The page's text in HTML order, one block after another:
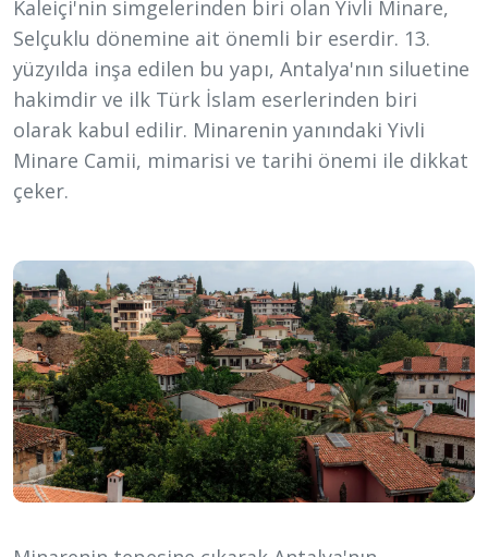
Kaleiçi'nin simgelerinden biri olan Yivli Minare,
Selçuklu dönemine ait önemli bir eserdir. 13.
yüzyılda inşa edilen bu yapı, Antalya'nın siluetine
hakimdir ve ilk Türk İslam eserlerinden biri
olarak kabul edilir. Minarenin yanındaki Yivli
Minare Camii, mimarisi ve tarihi önemi ile dikkat
çeker.